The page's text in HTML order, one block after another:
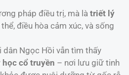
pháp điều trị, mà là triết lý
điều hòa cảm xúc, và sống
Ngọc Hồi vẫn tìm thấy
cổ truyền – nơi lưu giữ tinh